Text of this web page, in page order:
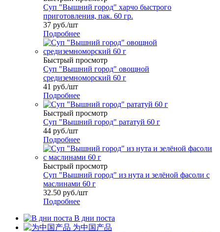
Cуп "Вышний город" харчо быстрого
приготовления, пак. 60 гр.
37 руб./шт
Подробнее
Быстрый просмотр
Cуп "Вышний город" овощной
средиземноморский 60 г
41 руб./шт
Подробнее
Быстрый просмотр
Cуп "Вышний город" рататуй 60 г
44 руб./шт
Подробнее
Быстрый просмотр
Cуп "Вышний город" из нута и зелёной фасоли с
маслинами 60 г
32.50 руб./шт
Подробнее
В дни поста
为中国产品